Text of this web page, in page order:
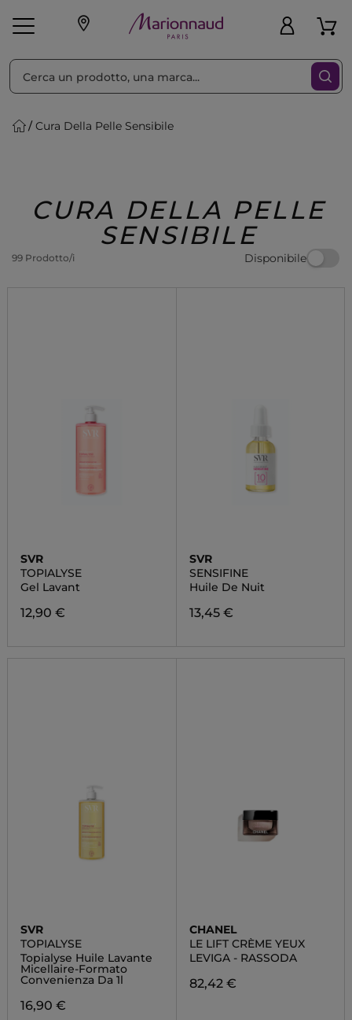
Make-up Profumi
Regalo
Cura Della Pelle Sensibile
CURA DELLA PELLE
SENSIBILE
99 Prodotto/i Disponibile
Ordina per Filtra
SVR
TOPIALYSE
Gel Lavant
12,90 €
SVR
SENSIFINE
Huile De Nuit
13,45 €
SVR
TOPIALYSE
Topialyse Huile Lavante
Micellaire-Formato
Convenienza Da 1l
16,90 €
CHANEL
LE LIFT CRÈME YEUX
LEVIGA - RASSODA
82,42 €